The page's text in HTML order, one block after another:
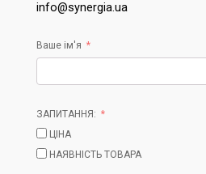
info@synergia.ua
Ваше ім'я
ЗАПИТАННЯ:
ЦІНА
НАЯВНІСТЬ ТОВАРА